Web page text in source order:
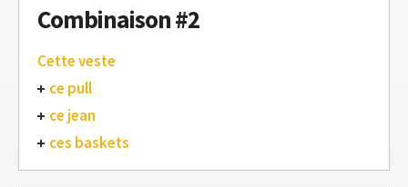
Combinaison #2
Cette veste
ce pull
ce jean
ces baskets